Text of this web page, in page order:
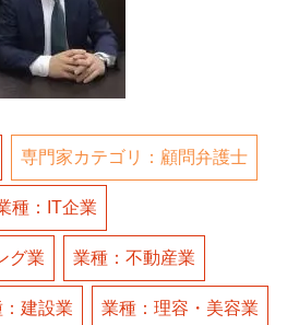
専門家カテゴリ：顧問弁護士
種：IT企業
グ業 業種：不動産業
建設業 業種：理容・美容業